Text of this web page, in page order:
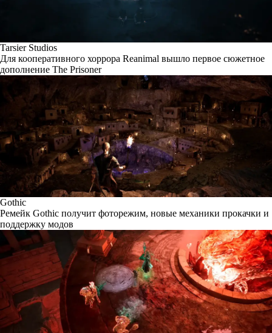
Tarsier Studios
Для кооперативного хоррора Reanimal вышло первое сюжетное
дополнение The Prisoner
Gothic
Ремейк Gothic получит фоторежим, новые механики прокачки и
поддержку модов